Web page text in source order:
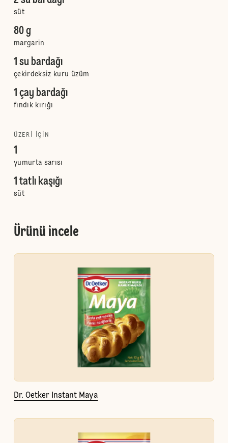
süt
80 g
margarin
1 su bardağı
çekirdeksiz kuru üzüm
1 çay bardağı
fındık kırığı
ÜZERI IÇIN
1
yumurta sarısı
1 tatlı kaşığı
süt
Ürünü incele
Dr. Oetker Instant Maya